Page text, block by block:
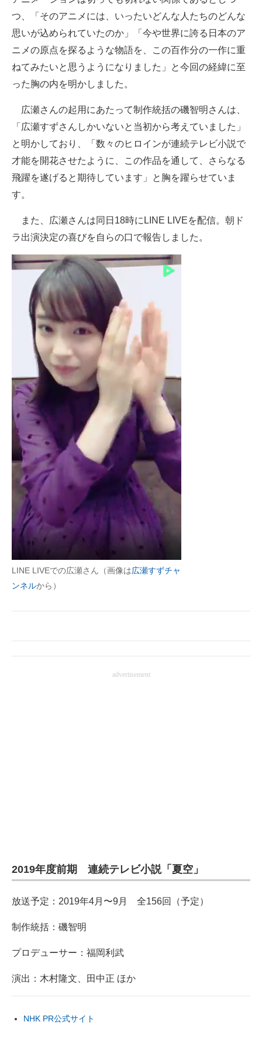
つ、「そのアニメには、いったいどんな人たちのどんな
思いが込められていたのか」「今や世界に誇る日本のア
ニメの原点を探るような物語を、この百作分の一作に重
ねてみたいと思うようになりました」と今回の経緯に至
った胸の内を明かしました。
広瀬さんの起用にあたって制作統括の磯智明さんは、
「広瀬すずさんしかいないと当初から考えていました」
と明かしており、「数々のヒロインが連続テレビ小説で
才能を開花させたように、この作品を通して、さらなる
飛躍を遂げると期待しています」と胸を躍らせていま
す。
また、広瀬さんは同日18時にLINE LIVEを配信。朝ド
ラ出演決定の喜びを自らの口で報告しました。
LINE LIVEでの広瀬さん（画像は広瀬すずチャ
ンネルから）
advertisement
2019年度前期 連続テレビ小説「夏空」
放送予定：2019年4月〜9月 全156回（予定）
制作統括：磯智明
プロデューサー：福岡利武
演出：木村隆文、田中正 ほか
NHK PR公式サイト